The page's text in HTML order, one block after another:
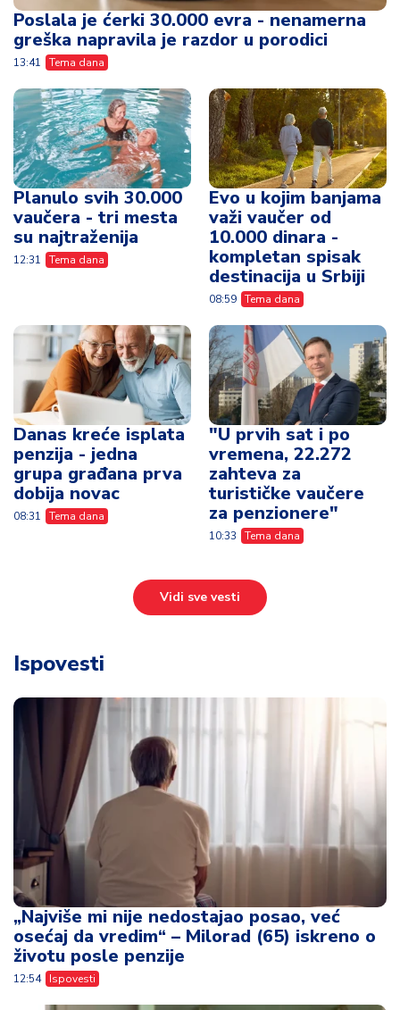
Poslala je ćerki 30.000 evra - nenamerna
greška napravila je razdor u porodici
13:41 Tema dana
Planulo svih 30.000
vaučera - tri mesta
su najtraženija
12:31 Tema dana
Evo u kojim banjama
važi vaučer od
10.000 dinara -
kompletan spisak
destinacija u Srbiji
08:59 Tema dana
Danas kreće isplata
penzija - jedna
grupa građana prva
dobija novac
08:31 Tema dana
"U prvih sat i po
vremena, 22.272
zahteva za
turističke vaučere
za penzionere"
10:33 Tema dana
Vidi sve vesti
Ispovesti
„Najviše mi nije nedostajao posao, već
osećaj da vredim“ – Milorad (65) iskreno o
životu posle penzije
12:54 Ispovesti